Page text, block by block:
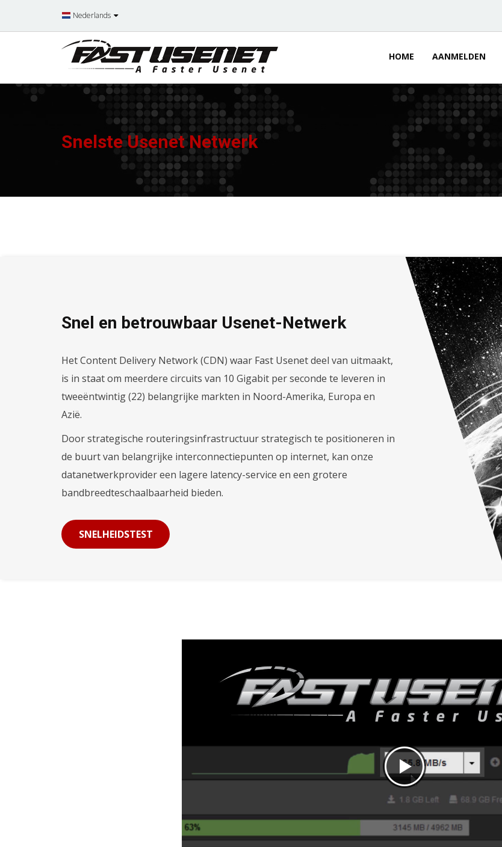
Nederlands
HOME AANMELDEN
Snelste Usenet Netwerk
Snel en betrouwbaar Usenet-Netwerk
Het Content Delivery Network (CDN) waar Fast Usenet deel van uitmaakt,
is in staat om meerdere circuits van 10 Gigabit per seconde te leveren in
tweeëntwintig (22) belangrijke markten in Noord-Amerika, Europa en
Azië.
Door strategische routeringsinfrastructuur strategisch te positioneren in
de buurt van belangrijke interconnectiepunten op internet, kan onze
datanetwerkprovider een lagere latency-service en een grotere
bandbreedteschaalbaarheid bieden.
SNELHEIDSTEST